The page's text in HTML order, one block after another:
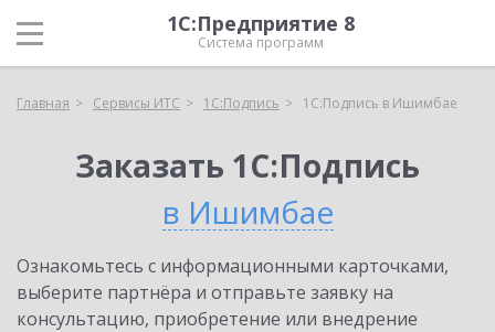
1С:Предприятие 8
Система программ
Главная Сервисы ИТС 1С:Подпись 1С:Подпись в Ишимбае
Заказать 1С:Подпись
в Ишимбае
Ознакомьтесь с информационными карточками,
выберите партнёра и отправьте заявку на
консультацию, приобретение или внедрение